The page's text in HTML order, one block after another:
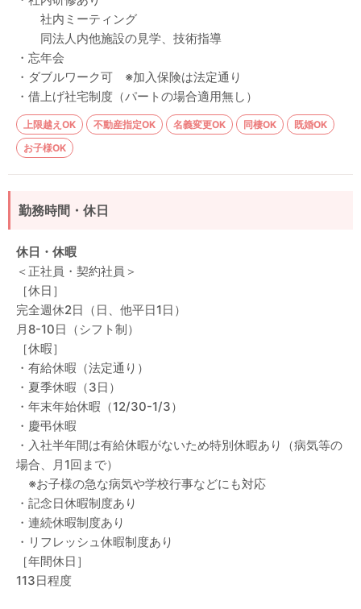
社内ミーティング
同法人内他施設の見学、技術指導
・忘年会
・ダブルワーク可 ※加入保険は法定通り
・借上げ社宅制度（パートの場合適用無し）
上限越えOK 不動産指定OK 名義変更OK 同棲OK
既婚OK
お子様OK
勤務時間・休日
休日・休暇
＜正社員・契約社員＞
［休日］
完全週休2日（日、他平日1日）
月8-10日（シフト制）
［休暇］
・有給休暇（法定通り）
・夏季休暇（3日）
・年末年始休暇（12/30-1/3）
・慶弔休暇
・入社半年間は有給休暇がないため特別休暇あり（病気等の
場合、月1回まで）
※お子様の急な病気や学校行事などにも対応
・記念日休暇制度あり
・連続休暇制度あり
・リフレッシュ休暇制度あり
［年間休日］
113日程度